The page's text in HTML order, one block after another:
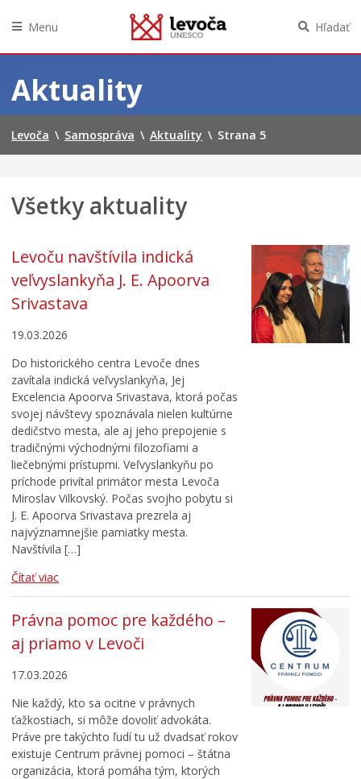
obsah
Menu Hľadať
Aktuality
Levoča \ Samospráva \ Aktuality \ Strana 5
Všetky aktuality
Levoču navštívila indická
veľvyslankyňa J. E. Apoorva
Srivastava
19.03.2026
Do historického centra Levoče dnes
zavítala indická veľvyslankyňa, Jej
Excelencia Apoorva Srivastava, ktorá počas
svojej návštevy spoznávala nielen kultúrne
dedičstvo mesta, ale aj jeho prepojenie s
tradičnými východnými filozofiami a
liečebnými prístupmi. Veľvyslankyňu po
príchode privítal primátor mesta Levoča
Miroslav Vilkovský. Počas svojho pobytu si
J. E. Apoorva Srivastava prezrela aj
najvýznamnejšie pamiatky mesta.
Navštívila […]
Čítať viac
Právna pomoc pre každého –
aj priamo v Levoči
17.03.2026
Nie každý, kto sa ocitne v právnych
ťažkostiach, si môže dovoliť advokáta.
Práve pre takýchto ľudí tu už dvadsať rokov
existuje Centrum právnej pomoci – štátna
organizácia, ktorá pomáha tým, ktorých